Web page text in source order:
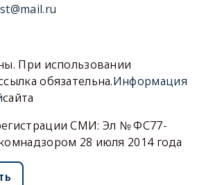
При использовании
обязательна.Информация
сайта
СМИ: Эл № ФС77-
28 июля 2014 года